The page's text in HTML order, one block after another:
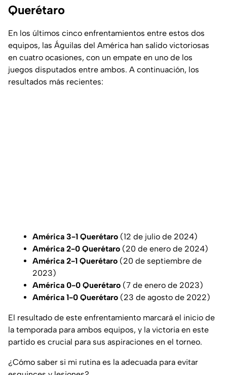
Querétaro
En los últimos cinco enfrentamientos entre estos dos
equipos, las Águilas del América han salido victoriosas
en cuatro ocasiones, con un empate en uno de los
juegos disputados entre ambos. A continuación, los
resultados más recientes:
América 3-1 Querétaro (12 de julio de 2024)
América 2-0 Querétaro (20 de enero de 2024)
América 2-1 Querétaro (20 de septiembre de
2023)
América 0-0 Querétaro (7 de enero de 2023)
América 1-0 Querétaro (23 de agosto de 2022)
El resultado de este enfrentamiento marcará el inicio de
la temporada para ambos equipos, y la victoria en este
partido es crucial para sus aspiraciones en el torneo.
¿Cómo saber si mi rutina es la adecuada para evitar